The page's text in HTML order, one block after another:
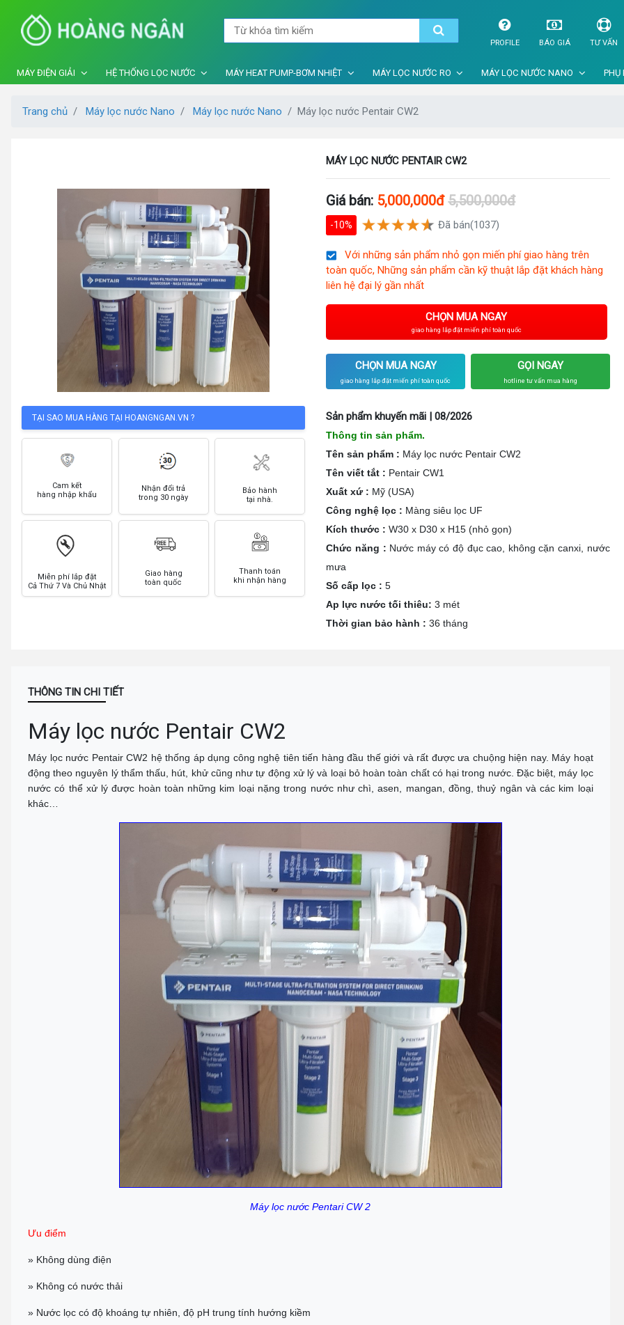
PROFILE BÁO GIÁ TƯ VẤN
MÁY ĐIỆN GIẢI HỆ THỐNG LỌC NƯỚC MÁY HEAT PUMP-BƠM NHIỆT MÁY LỌC NƯỚC RO MÁY LỌC NƯỚC NANO PHỤ
Trang chủ Máy lọc nước Nano Máy lọc nước Nano Máy lọc nước Pentair CW2
TẠI SAO MUA HÀNG TẠI HOANGNGAN.VN ?
Cam kết
hàng nhập khẩu
Nhận đổi trả
trong 30 ngày
Bảo hành
tại nhà.
Miễn phí lắp đặt
Cả Thứ 7 Và Chủ Nhật
Giao hàng
toàn quốc
Thanh toán
khi nhận hàng
MÁY LỌC NƯỚC PENTAIR CW2
Giá bán: 5,000,000đ 5,500,000đ
-10% Đã bán(1037)
Với những sản phẩm nhỏ gọn miến phí giao hàng trên
toàn quốc, Những sản phẩm cần kỹ thuật lắp đặt khách hàng
liên hệ đại lý gần nhất
CHỌN MUA NGAY
giao hàng lắp đặt miến phí toàn quốc
CHỌN MUA NGAY
giao hàng lắp đặt miến phí toàn quốc
GỌI NGAY
hotline tư vấn mua hàng
Sản phẩm khuyến mãi | 08/2026
Thông tin sản phẩm.
Tên sản phẩm : Máy lọc nước Pentair CW2
Tên viết tắt : Pentair CW1
Xuất xứ : Mỹ (USA)
Công nghệ lọc : Màng siêu lọc UF
Kích thước : W30 x D30 x H15 (nhỏ gọn)
Chức năng : Nước máy có độ đục cao, không cặn canxi, nước
mưa
Số cấp lọc : 5
Ap lực nước tối thiêu:3 mét
Thời gian bảo hành : 36 tháng
THÔNG TIN CHI TIẾT
Máy lọc nước Pentair CW2
Máy lọc nước Pentair CW2 hệ thống áp dụng công nghệ tiên tiến hàng đầu thế giới và rất được ưa chuộng hiện nay. Máy hoạt
động theo nguyên lý thẩm thấu, hút, khử cũng như tự động xử lý và loại bỏ hoàn toàn chất có hại trong nước. Đặc biệt, máy lọc
nước có thể xử lý được hoàn toàn những kim loại nặng trong nước như chì, asen, mangan, đồng, thuỷ ngân và các kim loại
khác…
Máy lọc nước Pentari CW 2
Ưu điểm
» Không dùng điện
» Không có nước thải
» Nước lọc có độ khoáng tự nhiên, độ pH trung tính hướng kiềm